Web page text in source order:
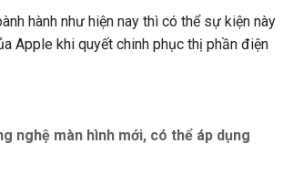
hành như hiện nay thì có thể sự kiện này
Apple khi quyết chinh phục thị phần điện
nghệ màn hình mới, có thể áp dụng